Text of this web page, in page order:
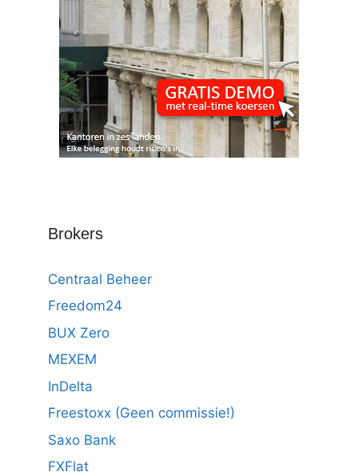
Brokers
Centraal Beheer
Freedom24
BUX Zero
MEXEM
InDelta
Freestoxx (Geen commissie!)
Saxo Bank
FXFlat